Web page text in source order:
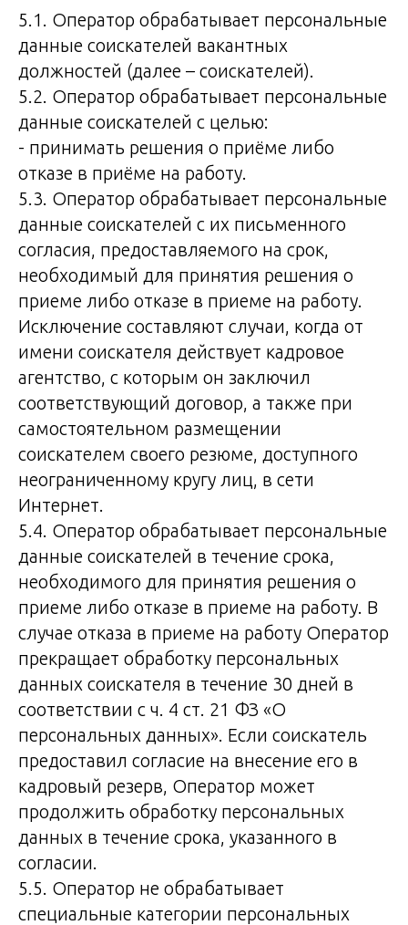
5.1. Оператор обрабатывает персональные
данные соискателей вакантных
должностей (далее – соискателей).
5.2. Оператор обрабатывает персональные
данные соискателей с целью:
- принимать решения о приёме либо
отказе в приёме на работу.
5.3. Оператор обрабатывает персональные
данные соискателей с их письменного
согласия, предоставляемого на срок,
необходимый для принятия решения о
приеме либо отказе в приеме на работу.
Исключение составляют случаи, когда от
имени соискателя действует кадровое
агентство, с которым он заключил
соответствующий договор, а также при
самостоятельном размещении
соискателем своего резюме, доступного
неограниченному кругу лиц, в сети
Интернет.
5.4. Оператор обрабатывает персональные
данные соискателей в течение срока,
необходимого для принятия решения о
приеме либо отказе в приеме на работу. В
случае отказа в приеме на работу Оператор
прекращает обработку персональных
данных соискателя в течение 30 дней в
соответствии с ч. 4 ст. 21 ФЗ «О
персональных данных». Если соискатель
предоставил согласие на внесение его в
кадровый резерв, Оператор может
продолжить обработку персональных
данных в течение срока, указанного в
согласии.
5.5. Оператор не обрабатывает
специальные категории персональных